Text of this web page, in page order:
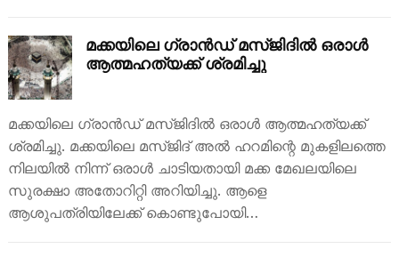
മക്കയിലെ ഗ്രാന്‍ഡ് മസ്ജിദില്‍ ഒരാള്‍
ആത്മഹത്യക്ക് ശ്രമിച്ചു
മക്കയിലെ ഗ്രാന്‍ഡ് മസ്ജിദില്‍ ഒരാള്‍ ആത്മഹത്യക്ക്
ശ്രമിച്ചു. മക്കയിലെ മസ്ജിദ് അല്‍ ഹറമിന്റെ മുകളിലത്തെ
നിലയില്‍ നിന്ന് ഒരാള്‍ ചാടിയതായി മക്ക മേഖലയിലെ
സുരക്ഷാ അതോറിറ്റി അറിയിച്ചു. ആളെ
ആശുപത്രിയിലേക്ക് കൊണ്ടുപോയി…